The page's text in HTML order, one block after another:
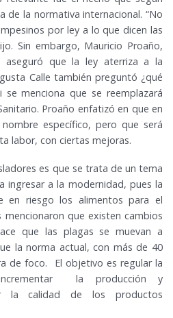
de la normativa internacional. “No
por ley a lo que dicen las
Sin embargo, Mauricio Proaño,
aseguró que la ley aterriza a la
Calle también preguntó ¿qué
menciona que se reemplazará
Proaño enfatizó en que en
específico, pero que será
labor, con ciertas mejoras.
es que se trata de un tema
ingresar a la modernidad, pues la
en riesgo los alimentos para el
mencionaron que existen cambios
que las plagas se muevan a
la norma actual, con más de 40
de foco. El objetivo es regular la
incrementar la producción y
la calidad de los productos